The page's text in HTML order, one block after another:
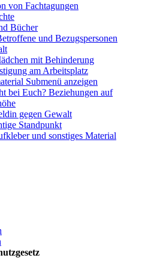
von Fachtagungen
Bücher
und Bezugspersonen
mit Behinderung
am Arbeitsplatz
Submenü anzeigen
bei Euch? Beziehungen auf
gegen Gewalt
Standpunkt
und sonstiges Material